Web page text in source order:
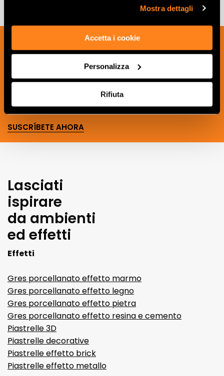
Mostra dettagli
Accetta i cookie
Personalizza
Rifiuta
120x120, 60x120, 80x80, 60x60, 30x60
Suscríbete a nuestro boletín para recibir
noticias, actualizaciones e ideas
creativas del mundo de la cerámica y el
interiorismo.
SUSCRÍBETE AHORA
Lasciati
ispirare
da ambienti
ed effetti
Effetti
Gres porcellanato effetto marmo
Gres porcellanato effetto legno
Gres porcellanato effetto pietra
Gres porcellanato effetto resina e cemento
Piastrelle 3D
Piastrelle decorative
Piastrelle effetto brick
Piastrelle effetto metallo